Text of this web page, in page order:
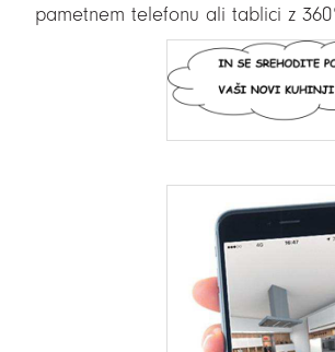
pametnem telefonu ali tablici z